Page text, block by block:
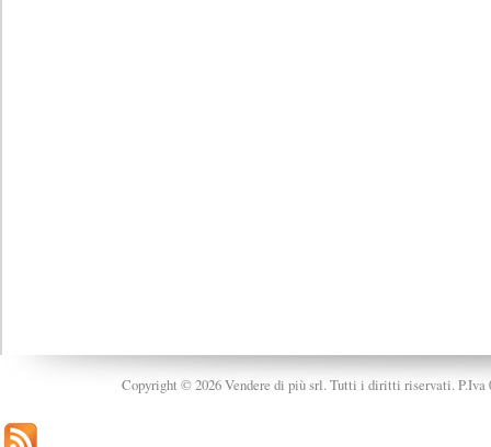
Copyright © 2026 Vendere di più srl. Tutti i diritti riservati. P.Iva